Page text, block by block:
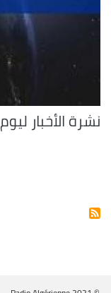
نشرة الأخبار ليوم 24/06/2026